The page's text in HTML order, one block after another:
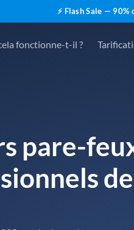
⚡ Flash Sale —
fonctionne-t-il ?
pare-